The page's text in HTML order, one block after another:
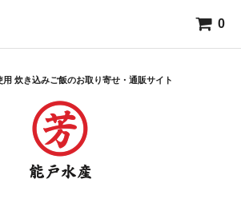
0
用 炊き込みご飯のお取り寄せ・通販サイト